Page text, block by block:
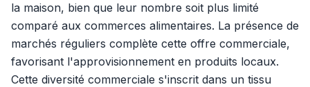
la maison, bien que leur nombre soit plus limité
comparé aux commerces alimentaires. La présence de
marchés réguliers complète cette offre commerciale,
favorisant l'approvisionnement en produits locaux.
Cette diversité commerciale s'inscrit dans un tissu